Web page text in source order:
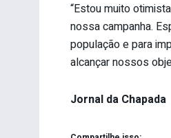
“Estou muito
nossa campanha.
população e para
alcançar nossos
Jornal da Chapada